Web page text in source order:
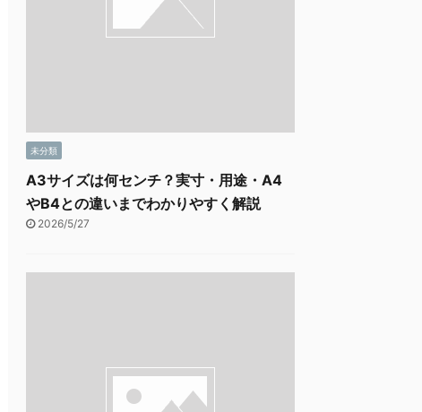
未分類
A3サイズは何センチ？実寸・用途・A4
やB4との違いまでわかりやすく解説
2026/5/27